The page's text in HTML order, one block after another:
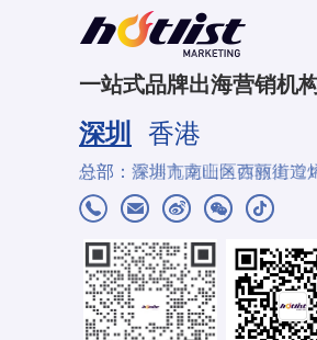
一站式品牌出海营销机
深圳 香港
总部：深圳市南山区西丽街道